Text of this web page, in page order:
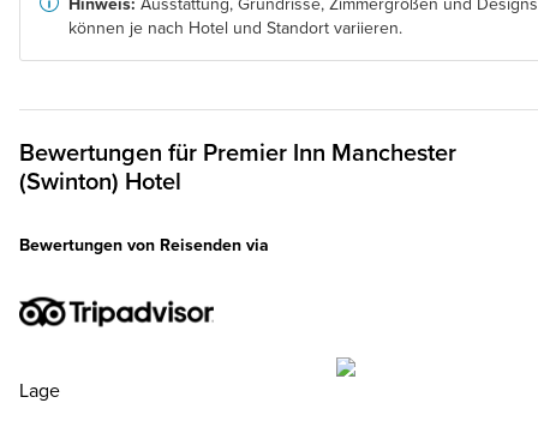
können je nach Hotel und Standort variieren.
Bewertungen für Premier Inn Manchester
(Swinton) Hotel
Bewertungen von Reisenden via
Lage